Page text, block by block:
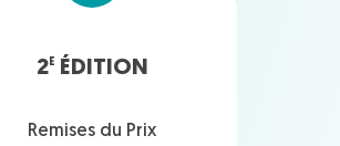
2E ÉDITION
Remises du Prix